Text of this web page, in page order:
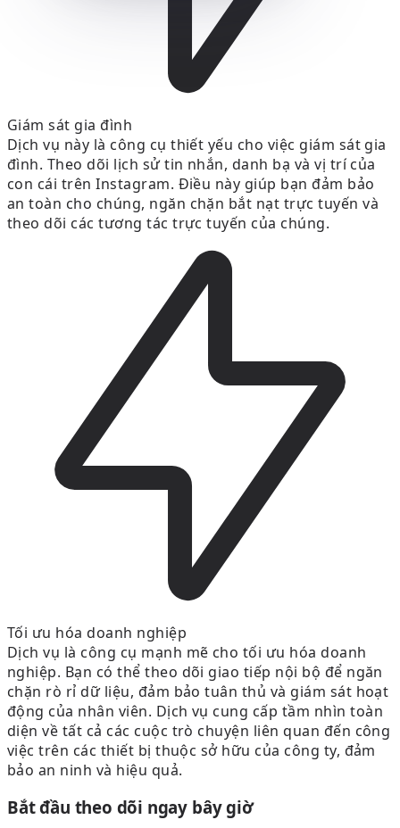
Giám sát gia đình
Dịch vụ này là công cụ thiết yếu cho việc giám sát gia
đình. Theo dõi lịch sử tin nhắn, danh bạ và vị trí của
con cái trên Instagram. Điều này giúp bạn đảm bảo
an toàn cho chúng, ngăn chặn bắt nạt trực tuyến và
theo dõi các tương tác trực tuyến của chúng.
Tối ưu hóa doanh nghiệp
Dịch vụ là công cụ mạnh mẽ cho tối ưu hóa doanh
nghiệp. Bạn có thể theo dõi giao tiếp nội bộ để ngăn
chặn rò rỉ dữ liệu, đảm bảo tuân thủ và giám sát hoạt
động của nhân viên. Dịch vụ cung cấp tầm nhìn toàn
diện về tất cả các cuộc trò chuyện liên quan đến công
việc trên các thiết bị thuộc sở hữu của công ty, đảm
bảo an ninh và hiệu quả.
Bắt đầu theo dõi ngay bây giờ